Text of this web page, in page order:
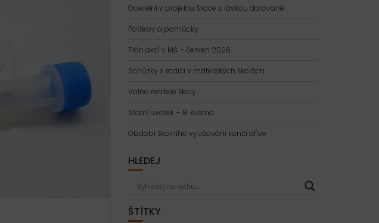
Ocenění v projektu Srdce s láskou darované
Potřeby a pomůcky
Plán akcí v MŠ – červen 2026
Schůzky s rodiči v mateřských školách
Volno ředitele školy
Státní svátek – 8. května
Období školního vyučování končí dříve
HLEDEJ
ŠTÍTKY